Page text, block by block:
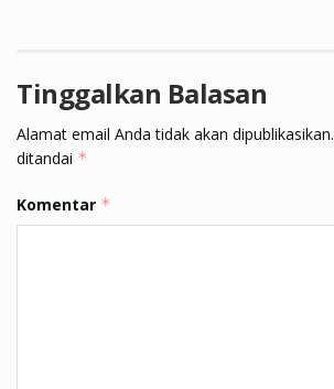
Tinggalkan Balasan
Alamat email Anda tidak akan dipublikasikan.
ditandai *
Komentar *